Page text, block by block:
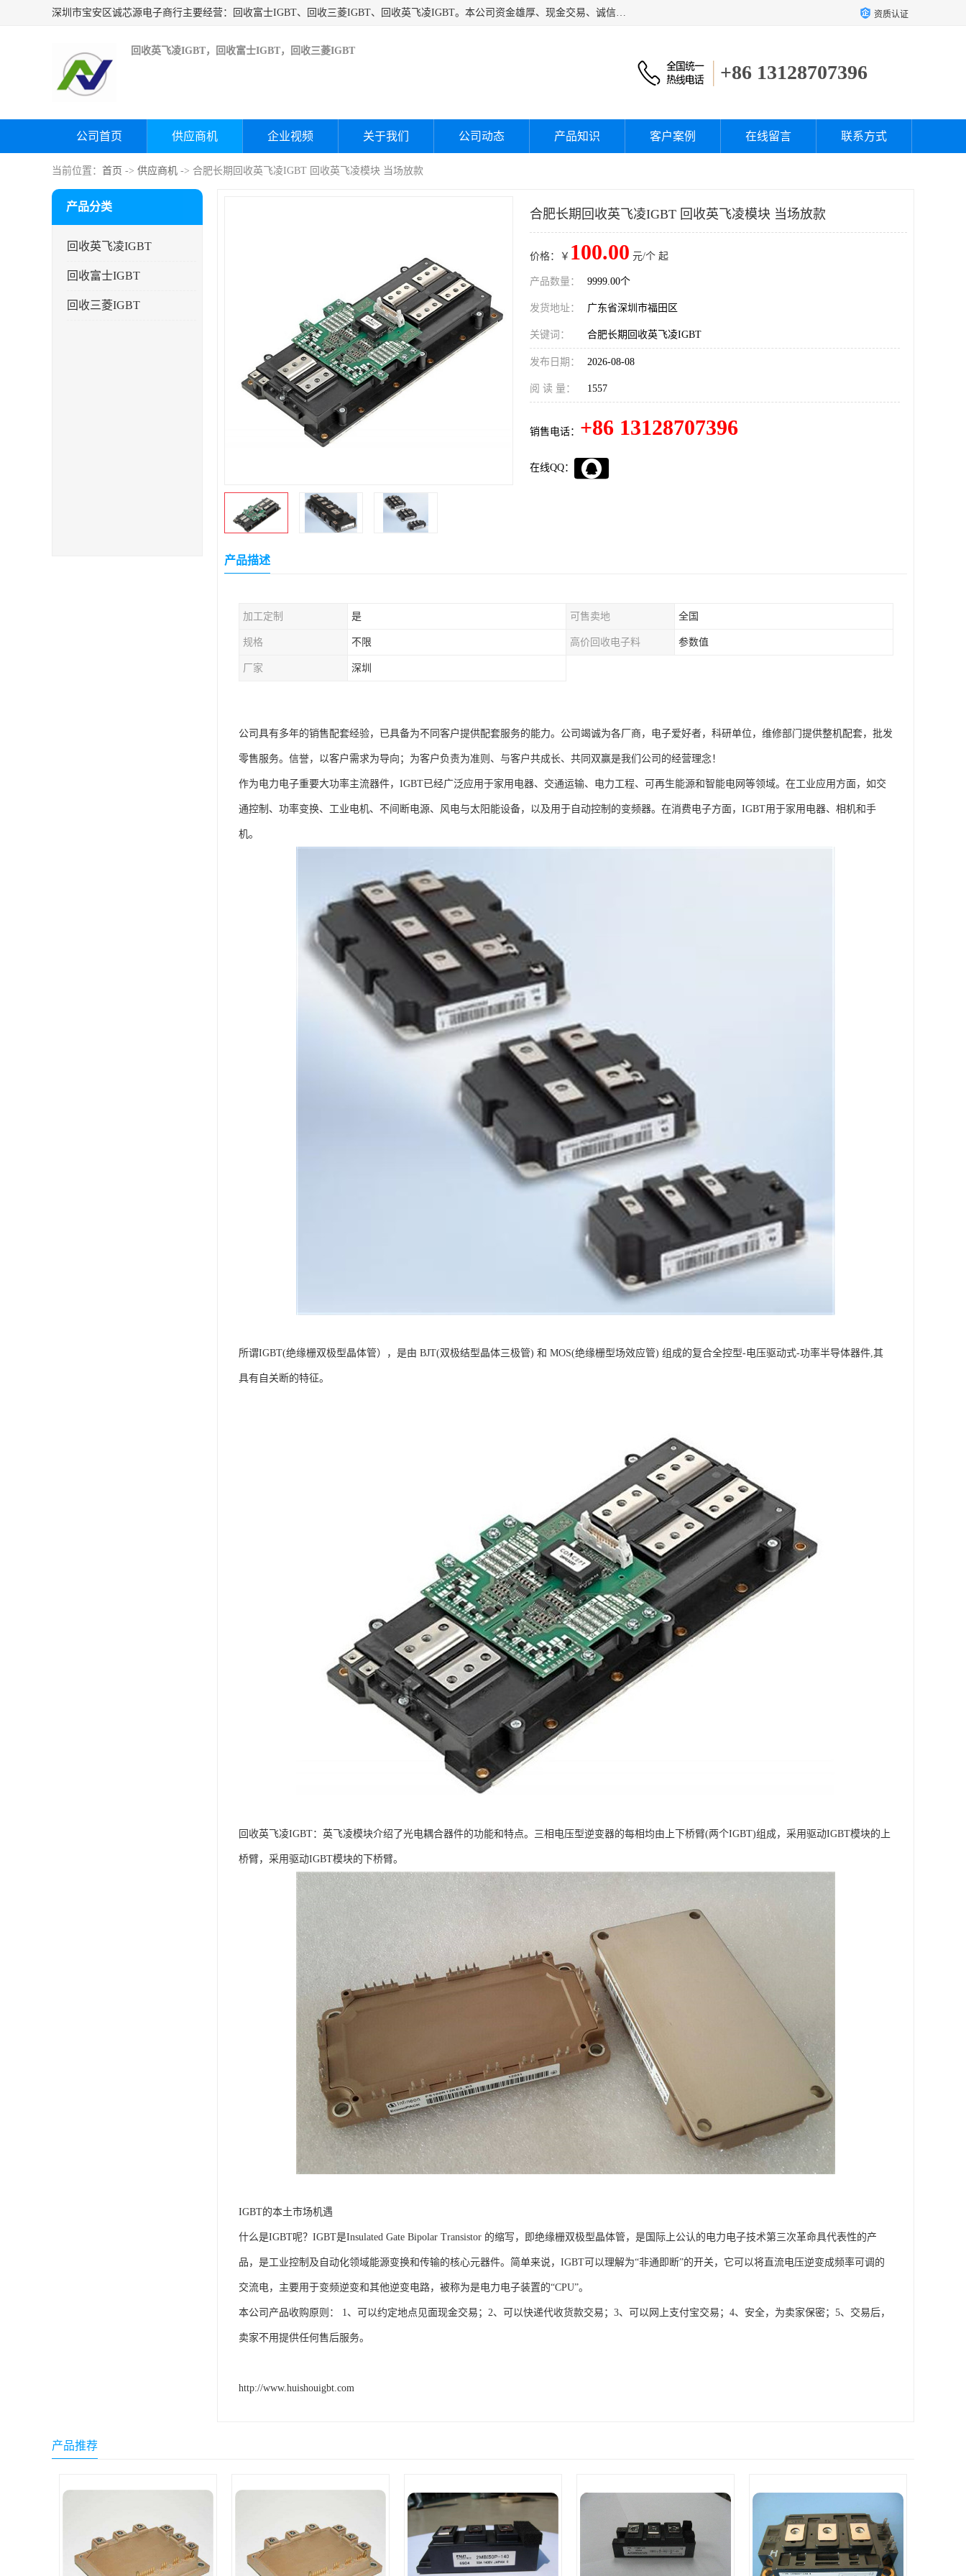
深圳市宝安区诚芯源电子商行主要经营：回收富士IGBT、回收三菱IGBT、回收英飞凌IGBT。本公司资金雄厚、现金交易、诚信待人，经过不断的探索和发展，已形成完善的评估、采购，从而为客户提供快捷价优的库存处理服务，迅速为客户消化库存，回笼资金。 资质认证
回收英飞凌IGBT，回收富士IGBT，回收三菱IGBT
+86 13128707396
公司首页 供应商机 企业视频 关于我们 公司动态 产品知识 客户案例 在线留言 联系方式
当前位置： 首页 -> 供应商机 -> 合肥长期回收英飞凌IGBT 回收英飞凌模块 当场放款
产品分类
回收英飞凌IGBT
回收富士IGBT
回收三菱IGBT
合肥长期回收英飞凌IGBT 回收英飞凌模块 当场放款
价格：￥ 100.00 元/个 起
产品数量： 9999.00个
发货地址： 广东省深圳市福田区
关键词： 合肥长期回收英飞凌IGBT
发布日期： 2026-08-08
阅 读 量： 1557
销售电话： +86 13128707396
在线QQ：
产品描述
加工定制 是 可售卖地 全国
规格 不限 高价回收电子料 参数值
厂家 深圳
公司具有多年的销售配套经验，已具备为不同客户提供配套服务的能力。公司竭诚为各厂商，电子爱好者，科研单位，维修部门提供整机配套，批发
零售服务。信誉，以客户需求为导向；为客户负责为准则、与客户共成长、共同双赢是我们公司的经营理念！
作为电力电子重要大功率主流器件，IGBT已经广泛应用于家用电器、交通运输、电力工程、可再生能源和智能电网等领域。在工业应用方面，如交
通控制、功率变换、工业电机、不间断电源、风电与太阳能设备，以及用于自动控制的变频器。在消费电子方面，IGBT用于家用电器、相机和手
机。
所谓IGBT(绝缘栅双极型晶体管），是由 BJT(双极结型晶体三极管) 和 MOS(绝缘栅型场效应管) 组成的复合全控型-电压驱动式-功率半导体器件,其
具有自关断的特征。
回收英飞凌IGBT：英飞凌模块介绍了光电耦合器件的功能和特点。三相电压型逆变器的每相均由上下桥臂(两个IGBT)组成，采用驱动IGBT模块的上
桥臂，采用驱动IGBT模块的下桥臂。
IGBT的本土市场机遇
什么是IGBT呢？IGBT是Insulated Gate Bipolar Transistor 的缩写，即绝缘栅双极型晶体管，是国际上公认的电力电子技术第三次革命具代表性的产
品，是工业控制及自动化领域能源变换和传输的核心元器件。简单来说，IGBT可以理解为“非通即断”的开关，它可以将直流电压逆变成频率可调的
交流电，主要用于变频逆变和其他逆变电路，被称为是电力电子装置的“CPU”。
本公司产品收购原则： 1、可以约定地点见面现金交易；2、可以快递代收货款交易；3、可以网上支付宝交易；4、安全，为卖家保密；5、交易后，
卖家不用提供任何售后服务。
http://www.huishouigbt.com
产品推荐